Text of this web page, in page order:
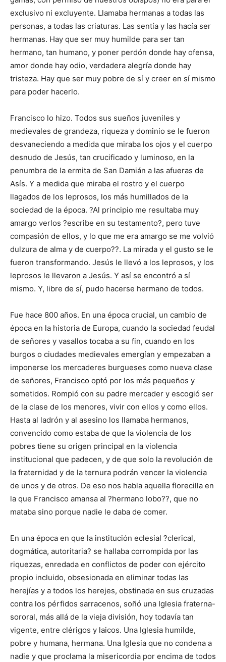
exclusivo ni excluyente. Llamaba hermanas a todas las
personas, a todas las criaturas. Las sentía y las hacía ser
hermanas. Hay que ser muy humilde para ser tan
hermano, tan humano, y poner perdón donde hay ofensa,
amor donde hay odio, verdadera alegría donde hay
tristeza. Hay que ser muy pobre de sí y creer en sí mismo
para poder hacerlo.
Francisco lo hizo. Todos sus sueños juveniles y
medievales de grandeza, riqueza y dominio se le fueron
desvaneciendo a medida que miraba los ojos y el cuerpo
desnudo de Jesús, tan crucificado y luminoso, en la
penumbra de la ermita de San Damián a las afueras de
Asís. Y a medida que miraba el rostro y el cuerpo
llagados de los leprosos, los más humillados de la
sociedad de la época. ?Al principio me resultaba muy
amargo verlos ?escribe en su testamento?, pero tuve
compasión de ellos, y lo que me era amargo se me volvió
dulzura de alma y de cuerpo??. La mirada y el gusto se le
fueron transformando. Jesús le llevó a los leprosos, y los
leprosos le llevaron a Jesús. Y así se encontró a sí
mismo. Y, libre de sí, pudo hacerse hermano de todos.
Fue hace 800 años. En una época crucial, un cambio de
época en la historia de Europa, cuando la sociedad feudal
de señores y vasallos tocaba a su fin, cuando en los
burgos o ciudades medievales emergían y empezaban a
imponerse los mercaderes burgueses como nueva clase
de señores, Francisco optó por los más pequeños y
sometidos. Rompió con su padre mercader y escogió ser
de la clase de los menores, vivir con ellos y como ellos.
Hasta al ladrón y al asesino los llamaba hermanos,
convencido como estaba de que la violencia de los
pobres tiene su origen principal en la violencia
institucional que padecen, y de que solo la revolución de
la fraternidad y de la ternura podrán vencer la violencia
de unos y de otros. De eso nos habla aquella florecilla en
la que Francisco amansa al ?hermano lobo??, que no
mataba sino porque nadie le daba de comer.
En una época en que la institución eclesial ?clerical,
dogmática, autoritaria? se hallaba corrompida por las
riquezas, enredada en conflictos de poder con ejército
propio incluido, obsesionada en eliminar todas las
herejías y a todos los herejes, obstinada en sus cruzadas
contra los pérfidos sarracenos, soñó una Iglesia fraterna-
sororal, más allá de la vieja división, hoy todavía tan
vigente, entre clérigos y laicos. Una Iglesia humilde,
pobre y humana, hermana. Una Iglesia que no condena a
nadie y que proclama la misericordia por encima de todos